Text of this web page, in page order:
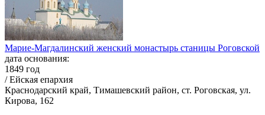
Марие-Магдалинский женский монастырь станицы Роговской
дата основания:
1849 год
/ Ейская епархия
Краснодарский край, Тимашевский район, ст. Роговская, ул.
Кирова, 162